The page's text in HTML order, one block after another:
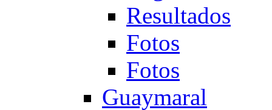
Resultados
Fotos
Fotos
Guaymaral